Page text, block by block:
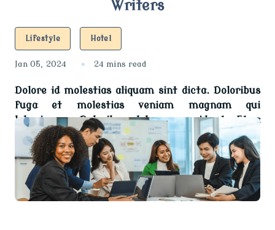
Writers
Lifestyle Hotel
Jan 05, 2024 24 mins read
Dolore id molestias aliquam sint dicta. Doloribus
fuga et molestias veniam magnam qui
laboriosam. Doloribus doloremque id et. Et a
tempore provident velit reprehenderit et
recusandae.